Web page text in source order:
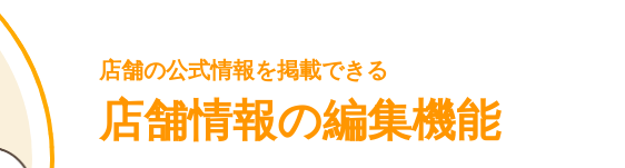
店舗の公式情報を掲載できる
店舗情報の編集機能